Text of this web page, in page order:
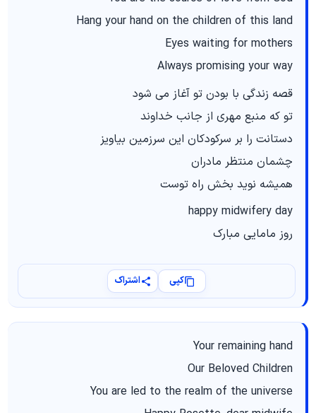
Hang your hand on the children of this land
Eyes waiting for mothers
Always promising your way
قصه زندگی با بودن تو آغاز می شود
تو که منبع مهری از جانب خداوند
دستانت را بر سرکودکان این سرزمین بیاویز
چشمان منتظر مادران
همیشه نوید بخش راه توست
happy midwifery day
روز مامایی مبارک
کپی اشتراک
Your remaining hand
Our Beloved Children
You are led to the realm of the universe